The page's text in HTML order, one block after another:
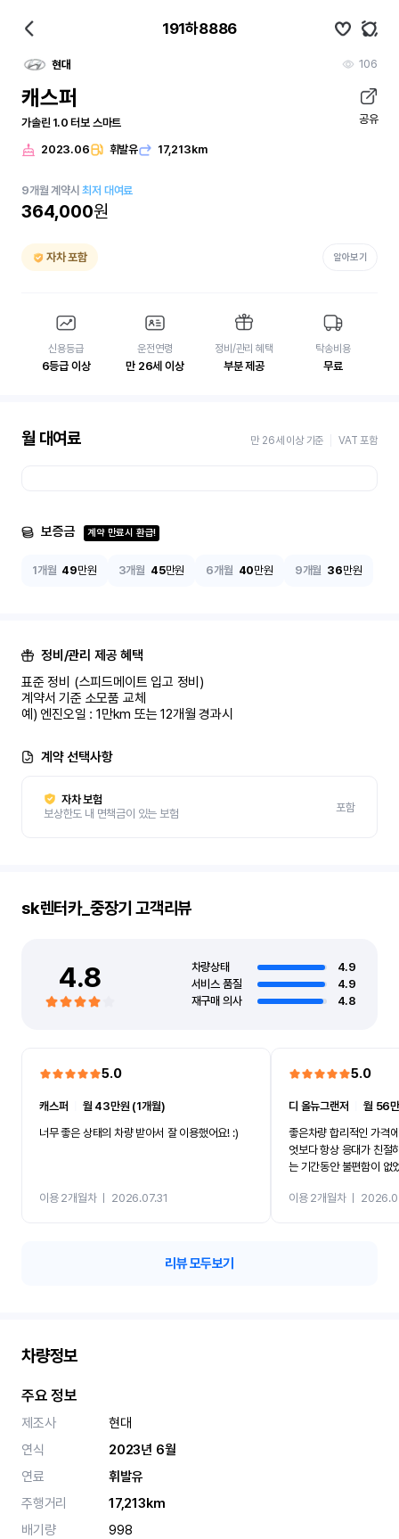
191하8886
현대 106
캐스퍼
가솔린 1.0 터보 스마트 공유
2023.06 휘발유 17,213km
9개월 계약시최저 대여료
364,000원
자차 포함 알아보기
신용등급
6등급 이상
운전연령
만 26세 이상
정비/관리 혜택
부분 제공
탁송비용
무료
월 대여료 만 26세 이상 기준 VAT 포함
보증금 계약 만료시 환급!
1개월 49만원 3개월 45만원 6개월 40만원 9개월 36만원
정비/관리 제공 혜택
표준 정비 (스피드메이트 입고 정비)
계약서 기준 소모품 교체
예) 엔진오일 : 1만km 또는 12개월 경과시
계약 선택사항
자차 보험
보상한도 내 면책금이 있는 보험
포함
sk렌터카_중장기 고객리뷰
4.8 차량상태
4.9
서비스 품질
4.9
재구매 의사
4.8
5.0
캐스퍼
월 43만원 (1개월)
너무 좋은 상태의 차량 받아서 잘 이용했어요! :)
이용 2개월차ㅣ 2026.07.31
5.0
디 올뉴그랜저 ㅣ월 56
좋은차량 합리적인 가격
엇보다 항상 응대가 친절
는 기간동안 불편함이 없
카 렌트 고민없이 강추합
이용 2개월차ㅣ
리뷰 모두보기
차량정보
주요 정보
제조사
현대
연식
2023년 6월
연료
휘발유
주행거리
17,213km
배기량
998